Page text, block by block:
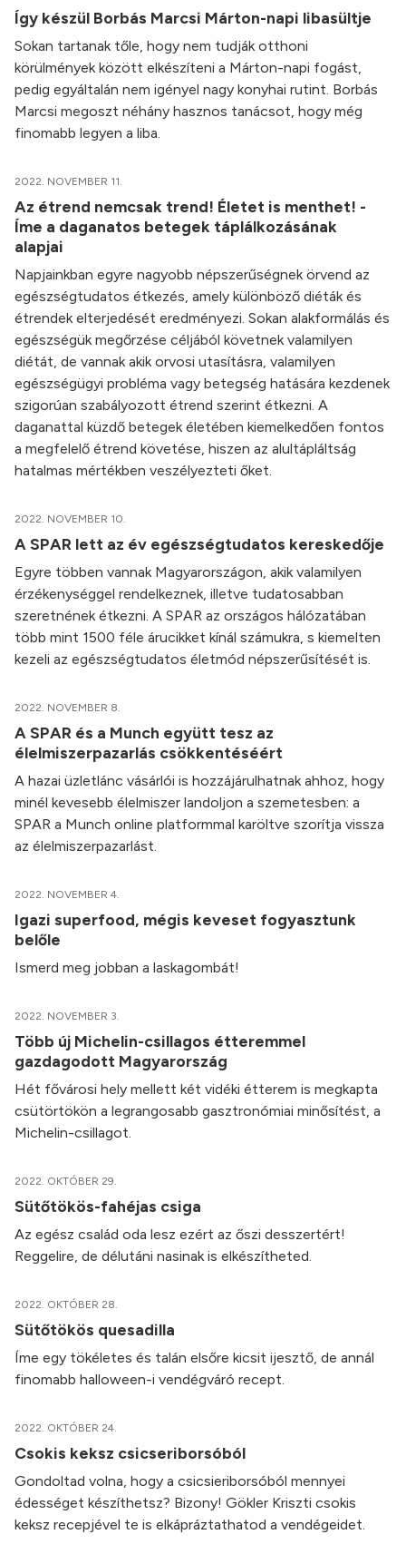
Így készül Borbás Marcsi Márton-napi libasültje
Sokan tartanak tőle, hogy nem tudják otthoni
körülmények között elkészíteni a Márton-napi fogást,
pedig egyáltalán nem igényel nagy konyhai rutint. Borbás
Marcsi megoszt néhány hasznos tanácsot, hogy még
finomabb legyen a liba.
2022. NOVEMBER 11.
Az étrend nemcsak trend! Életet is menthet! -
Íme a daganatos betegek táplálkozásának
alapjai
Napjainkban egyre nagyobb népszerűségnek örvend az
egészségtudatos étkezés, amely különböző diéták és
étrendek elterjedését eredményezi. Sokan alakformálás és
egészségük megőrzése céljából követnek valamilyen
diétát, de vannak akik orvosi utasításra, valamilyen
egészségügyi probléma vagy betegség hatására kezdenek
szigorúan szabályozott étrend szerint étkezni. A
daganattal küzdő betegek életében kiemelkedően fontos
a megfelelő étrend követése, hiszen az alultápláltság
hatalmas mértékben veszélyezteti őket.
2022. NOVEMBER 10.
A SPAR lett az év egészségtudatos kereskedője
Egyre többen vannak Magyarországon, akik valamilyen
érzékenységgel rendelkeznek, illetve tudatosabban
szeretnének étkezni. A SPAR az országos hálózatában
több mint 1500 féle árucikket kínál számukra, s kiemelten
kezeli az egészségtudatos életmód népszerűsítését is.
2022. NOVEMBER 8.
A SPAR és a Munch együtt tesz az
élelmiszerpazarlás csökkentéséért
A hazai üzletlánc vásárlói is hozzájárulhatnak ahhoz, hogy
minél kevesebb élelmiszer landoljon a szemetesben: a
SPAR a Munch online platformmal karöltve szorítja vissza
az élelmiszerpazarlást.
2022. NOVEMBER 4.
Igazi superfood, mégis keveset fogyasztunk
belőle
Ismerd meg jobban a laskagombát!
2022. NOVEMBER 3.
Több új Michelin-csillagos étteremmel
gazdagodott Magyarország
Hét fővárosi hely mellett két vidéki étterem is megkapta
csütörtökön a legrangosabb gasztronómiai minősítést, a
Michelin-csillagot.
2022. OKTÓBER 29.
Sütőtökös-fahéjas csiga
Az egész család oda lesz ezért az őszi desszertért!
Reggelire, de délutáni nasinak is elkészítheted.
2022. OKTÓBER 28.
Sütőtökös quesadilla
Íme egy tökéletes és talán elsőre kicsit ijesztő, de annál
finomabb halloween-i vendégváró recept.
2022. OKTÓBER 24.
Csokis keksz csicseriborsóból
Gondoltad volna, hogy a csicsieriborsóból mennyei
édességet készíthetsz? Bizony! Gökler Kriszti csokis
keksz recepjével te is elkápráztathatod a vendégeidet.